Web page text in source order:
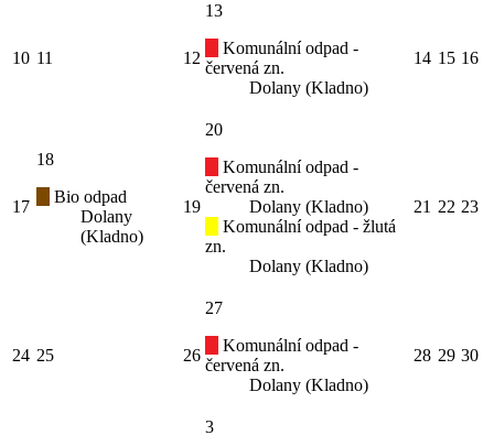
10 11 12
13
Komunální odpad -
červená zn.
Dolany (Kladno)
14 15 16
17
18
Bio odpad
Dolany
(Kladno)
19
20
Komunální odpad -
červená zn.
Dolany (Kladno)
Komunální odpad - žlutá
zn.
Dolany (Kladno)
21 22 23
24 25 26
27
Komunální odpad -
červená zn.
Dolany (Kladno)
28 29 30
3